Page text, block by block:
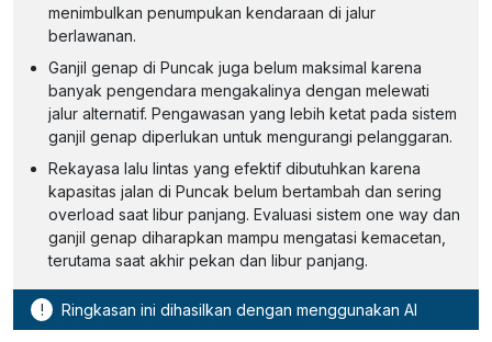
menimbulkan penumpukan kendaraan di jalur
berlawanan.
Ganjil genap di Puncak juga belum maksimal karena
banyak pengendara mengakalinya dengan melewati
jalur alternatif. Pengawasan yang lebih ketat pada sistem
ganjil genap diperlukan untuk mengurangi pelanggaran.
Rekayasa lalu lintas yang efektif dibutuhkan karena
kapasitas jalan di Puncak belum bertambah dan sering
overload saat libur panjang. Evaluasi sistem one way dan
ganjil genap diharapkan mampu mengatasi kemacetan,
terutama saat akhir pekan dan libur panjang.
! Ringkasan ini dihasilkan dengan menggunakan AI